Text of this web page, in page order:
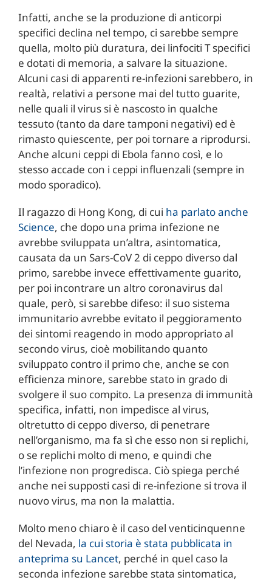
Infatti, anche se la produzione di anticorpi
specifici declina nel tempo, ci sarebbe sempre
quella, molto più duratura, dei linfociti T specifici
e dotati di memoria, a salvare la situazione.
Alcuni casi di apparenti re-infezioni sarebbero, in
realtà, relativi a persone mai del tutto guarite,
nelle quali il virus si è nascosto in qualche
tessuto (tanto da dare tamponi negativi) ed è
rimasto quiescente, per poi tornare a riprodursi.
Anche alcuni ceppi di Ebola fanno così, e lo
stesso accade con i ceppi influenzali (sempre in
modo sporadico).
Il ragazzo di Hong Kong, di cui ha parlato anche
Science, che dopo una prima infezione ne
avrebbe sviluppata un’altra, asintomatica,
causata da un Sars-CoV 2 di ceppo diverso dal
primo, sarebbe invece effettivamente guarito,
per poi incontrare un altro coronavirus dal
quale, però, si sarebbe difeso: il suo sistema
immunitario avrebbe evitato il peggioramento
dei sintomi reagendo in modo appropriato al
secondo virus, cioè mobilitando quanto
sviluppato contro il primo che, anche se con
efficienza minore, sarebbe stato in grado di
svolgere il suo compito. La presenza di immunità
specifica, infatti, non impedisce al virus,
oltretutto di ceppo diverso, di penetrare
nell’organismo, ma fa sì che esso non si replichi,
o se replichi molto di meno, e quindi che
l’infezione non progredisca. Ciò spiega perché
anche nei supposti casi di re-infezione si trova il
nuovo virus, ma non la malattia.
Molto meno chiaro è il caso del venticinquenne
del Nevada, la cui storia è stata pubblicata in
anteprima su Lancet, perché in quel caso la
seconda infezione sarebbe stata sintomatica,